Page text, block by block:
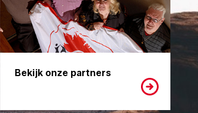
Bekijk onze partners